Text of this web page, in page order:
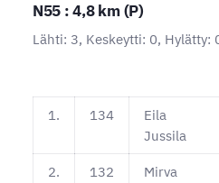
N55 : 4,8 km (P)
Lähti: 3, Keskeytti: 0, Hylätty:
1. 134
Eila
Jussila
2. 132
Mirva